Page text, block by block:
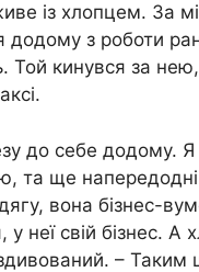
із хлопцем. За
додому з роботи
Той кинувся за
до себе додому.
та ще напередодні
вона бізнес-
неї свій бізнес. А
– Таким